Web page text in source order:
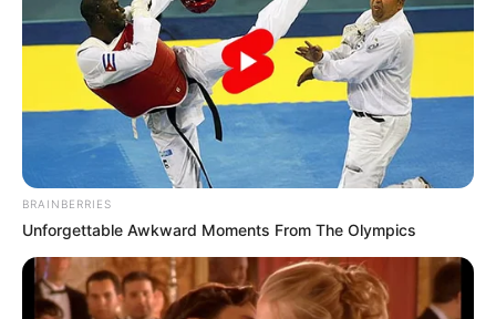
BRAINBERRIES
Unforgettable Awkward Moments From The Olympics